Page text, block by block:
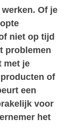
Of je
niet op tijd
problemen
met je
of
een
voor
het